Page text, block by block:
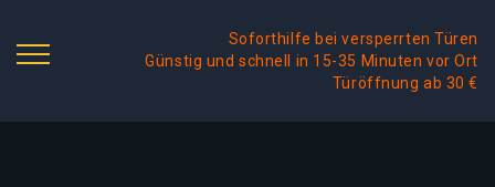
Soforthilfe bei versperrten Türen
Günstig und schnell in 15-35 Minuten vor Ort
Türöffnung ab 30 €